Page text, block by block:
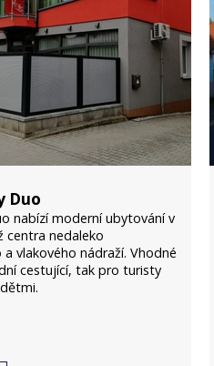
Duo
nabízí moderní ubytování v
centra nedaleko
vlakového nádraží. Vhodné
cestující, tak pro turisty